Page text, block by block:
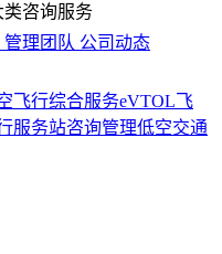
咨询服务
管理团队 公司动态
飞行综合服务eVTOL飞
服务站咨询管理低空交通